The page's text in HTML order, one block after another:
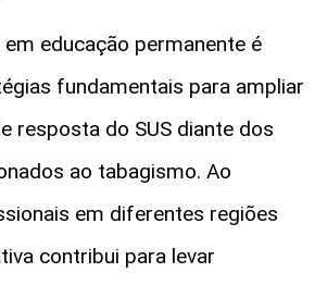
educação permanente é
fundamentais para ampliar
resposta do SUS diante dos
ao tabagismo. Ao
em diferentes regiões
contribui para levar